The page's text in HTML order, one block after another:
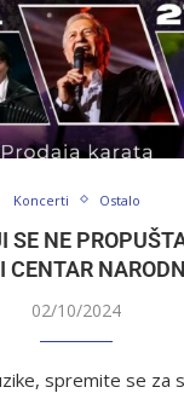
Koncerti Ostalo
SE NE
CENTAR
02/10/2024
spremite se za